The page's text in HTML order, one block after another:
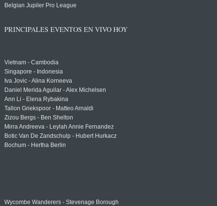
Belgian Jupiler Pro League
PRINCIPALES EVENTOS EN VIVO HOY
Vietnam - Cambodia
Singapore - Indonesia
Iva Jovic - Alina Korneeva
Daniel Merida Aguilar - Alex Michelsen
Ann Li - Elena Rybakina
Tallon Griekspoor - Matteo Arnaldi
Zizou Bergs - Ben Shelton
Mirra Andreeva - Leylah Annie Fernandez
Botic Van De Zandschulp - Hubert Hurkacz
Bochum - Hertha Berlin
Wycombe Wanderers - Stevenage Borough